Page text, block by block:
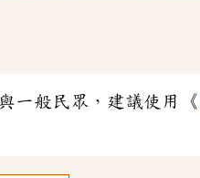
一般民眾，建議使用《